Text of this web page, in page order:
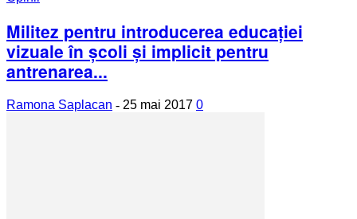
Militez pentru introducerea educaţiei
vizuale în şcoli şi implicit pentru
antrenarea...
Ramona Saplacan - 25 mai 2017 0